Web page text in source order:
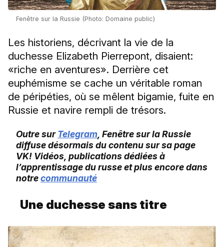
Fenêtre sur la Russie (Photo: Domaine public)
Les historiens, décrivant la vie de la
duchesse Elizabeth Pierrepont, disaient:
«riche en aventures». Derrière cet
euphémisme se cache un véritable roman
de péripéties, où se mêlent bigamie, fuite en
Russie et navire rempli de trésors.
Outre surTelegram , Fenêtre sur la Russie
diffuse désormais du contenu sur sa page
VK! Vidéos, publications dédiées à
l’apprentissage du russe et plus encore dans
notrecommunauté
Une duchesse sans titre